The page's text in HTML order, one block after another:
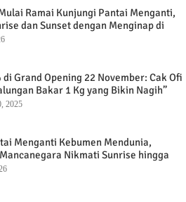
Ramai Kunjungi Pantai Menganti,
dan Sunset dengan Menginap di
Grand Opening 22 November: Cak Ofi
Bakar 1 Kg yang Bikin Nagih”
2025
Menganti Kebumen Mendunia,
Nikmati Sunrise hingga
Cottage